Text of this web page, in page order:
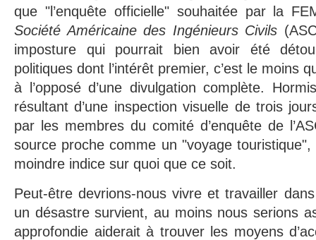
que "l’enquête officielle" souhaitée par la
Société Américaine des Ingénieurs Civils
imposture qui pourrait bien avoir été
politiques dont l’intérêt premier, c’est le moins
à l’opposé d’une divulgation complète.
résultant d’une inspection visuelle de trois
par les membres du comité d’enquête de
source proche comme un "voyage touristique",
moindre indice sur quoi que ce soit.
Peut-être devrions-nous vivre et travailler
un désastre survient, au moins nous serions
approfondie aiderait à trouver les moyens